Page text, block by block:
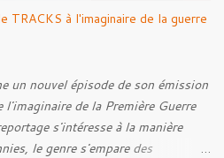
TRACKS à l'imaginaire de la guerre
un nouvel épisode de son émission
l'imaginaire de la Première Guerre
s'intéresse à la manière
le genre s'empare des